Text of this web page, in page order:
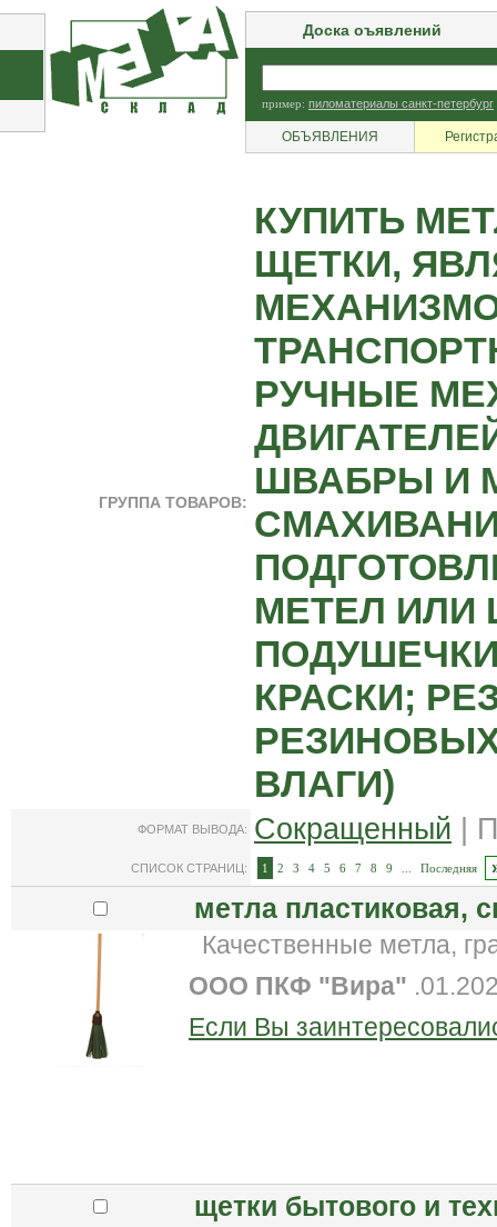
Доска оъявлений
пример: пиломатериалы санкт-петербург
ОБЪЯВЛЕНИЯ
ГРУППА ТОВАРОВ:
КУПИТЬ
ЩЕТКИ,
РУЧНЫЕ
ШВАБРЫ И
МЕТЕЛ ИЛИ
КРАСКИ;
ВЛАГИ)
ФОРМАТ ВЫВОДА: Сокращенный |
СПИСОК СТРАНИЦ: 1 2 3 4 5 6 7 8 9 Последняя
метла пластиковая,
Качественные метла,
ООО ПКФ "Вира"
Если Вы
щетки бытового и